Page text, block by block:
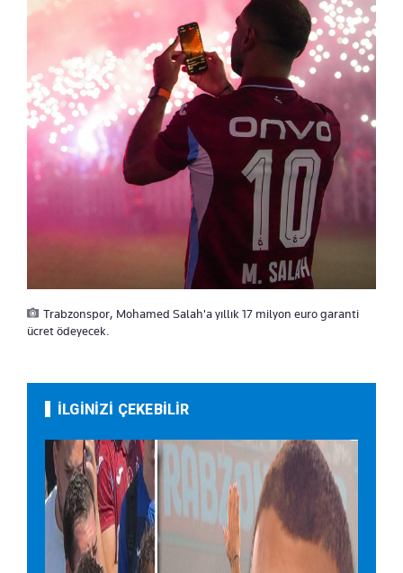
Trabzonspor, Mohamed Salah'a yıllık 17 milyon euro garanti
ücret ödeyecek.
İLGİNİZİ ÇEKEBİLİR